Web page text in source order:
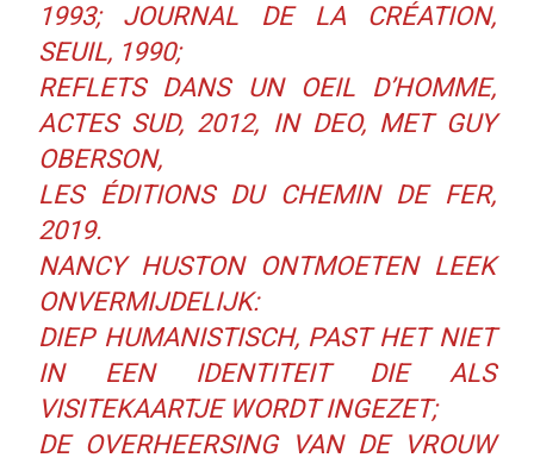
1993; JOURNAL DE LA CRÉATION,
SEUIL, 1990;
REFLETS DANS UN OEIL D’HOMME,
ACTES SUD, 2012, IN DEO, MET GUY
OBERSON,
LES ÉDITIONS DU CHEMIN DE FER,
2019.
NANCY HUSTON ONTMOETEN LEEK
ONVERMIJDELIJK:
DIEP HUMANISTISCH, PAST HET NIET
IN EEN IDENTITEIT DIE ALS
VISITEKAARTJE WORDT INGEZET;
DE OVERHEERSING VAN DE VROUW